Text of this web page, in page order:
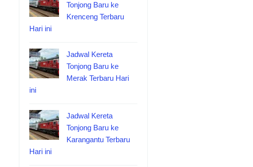
Tonjong Baru ke
Krenceng Terbaru
Hari ini
Jadwal Kereta
Tonjong Baru ke
Merak Terbaru Hari
ini
Jadwal Kereta
Tonjong Baru ke
Karangantu Terbaru
Hari ini